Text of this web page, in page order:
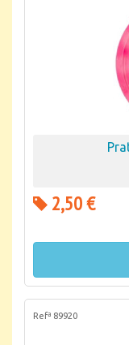
2,50 €
Refª 89920